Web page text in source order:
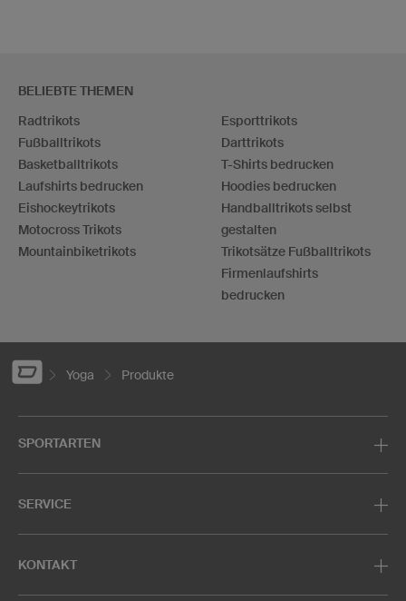
BELIEBTE THEMEN
Radtrikots
Fußballtrikots
Basketballtrikots
Laufshirts bedrucken
Eishockeytrikots
Motocross Trikots
Mountainbiketrikots
Esporttrikots
Darttrikots
T-Shirts bedrucken
Hoodies bedrucken
Handballtrikots selbst
gestalten
Trikotsätze Fußballtrikots
Firmenlaufshirts
bedrucken
Yoga Produkte
SPORTARTEN
SERVICE
KONTAKT